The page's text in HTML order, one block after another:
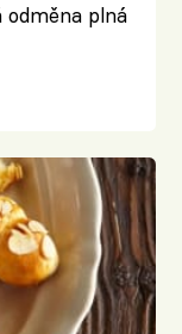
plná